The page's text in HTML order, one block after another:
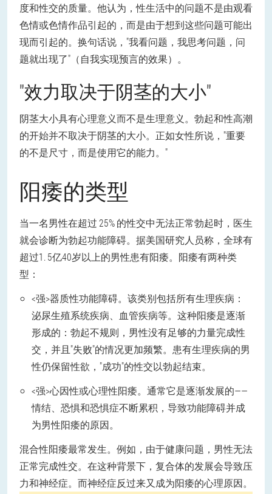
度和性交的质量。他认为，性生活中的问题不是由观看
色情或色情作品引起的，而是由于想到这些问题可能出
现而引起的。换句话说，"我看问题，我思考问题，问
题就出现了"（自我实现预言的效果）。
"效力取决于阴茎的大小"
阴茎大小具有心理意义而不是生理意义。勃起和性高潮
的开始并不取决于阴茎的大小。正如女性所说，"重要
的不是尺寸，而是使用它的能力。"
阳痿的类型
当一名男性在超过 25% 的性交中无法正常勃起时，医生
就会诊断为勃起功能障碍。据美国研究人员称，全球有
超过1. 5亿40岁以上的男性患有阳痿。 阳痿有两种类
型：
<强>器质性功能障碍。该类别包括所有生理疾病：
泌尿生殖系统疾病、血管疾病等。这种阳痿是逐渐
形成的：勃起不规则，男性没有足够的力量完成性
交，并且"失败"的情况更加频繁。患有生理疾病的男
性仍保留性欲，"成功"的性交以勃起结束。
<强>心因性或心理性阳痿。通常它是逐渐发展的——
情结、恐惧和恐惧症不断累积，导致功能障碍并成
为男性阳痿的原因。
混合性阳痿最常发生。例如，由于健康问题，男性无法
正常完成性交。在这种背景下，复合体的发展会导致压
力和神经症。而神经症反过来又成为阳痿的心理原因。